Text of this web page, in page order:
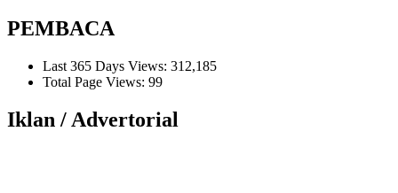
PEMBACA
Last 365 Days Views: 312,185
Total Page Views: 99
Iklan / Advertorial